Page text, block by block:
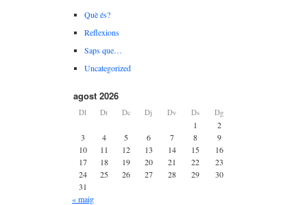
Què és?
Reflexions
Saps que…
Uncategorized
agost 2026
Dl Dt Dc Dj Dv Ds Dg
1
2
3
4 5 6 7 8
9
10
11 12 13 14 15
16
17
18 19 20 21 22
23
24
25 26 27 28 29
30
31
« maig